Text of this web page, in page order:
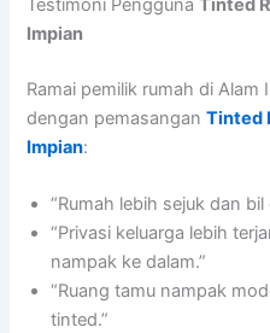
Testimoni PenggunaTinted
Impian
Ramai pemilik rumah di
dengan pemasanganTinted
Impian:
“Rumah lebih sejuk dan
“Privasi keluarga lebih
nampak ke dalam.”
“Ruang tamu nampak
tinted.”